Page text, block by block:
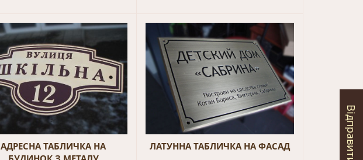
АДРЕСНА ТАБЛИЧКА НА
ЛАТУННА ТАБЛИЧКА НА ФАСАД